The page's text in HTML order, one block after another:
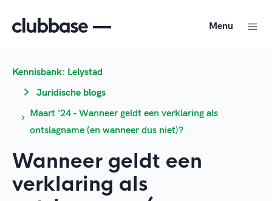
Menu
Kennisbank: Lelystad
Juridische blogs
Maart '24 - Wanneer geldt een verklaring als
ontslagname (en wanneer dus niet)?
Wanneer geldt een
verklaring als